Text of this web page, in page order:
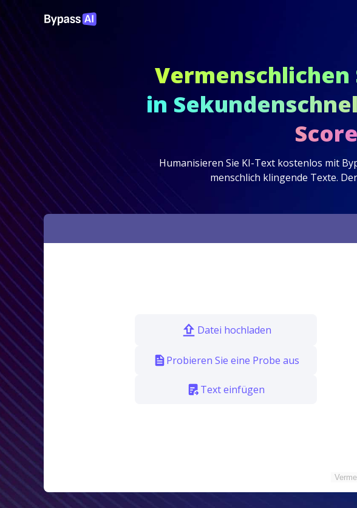
Vermenschlichen
in
Humanisieren Sie KI-Text kostenlos mit
menschlich klingende Texte.
Datei hochladen
Probieren Sie eine Probe aus
Text einfügen